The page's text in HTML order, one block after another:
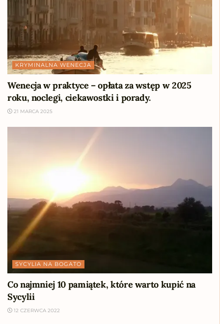
KRYMINALNA WENECJA
Wenecja w praktyce – opłata za wstęp w 2025
roku, noclegi, ciekawostki i porady.
21 MARCA 2025
SYCYLIA NA BOGATO
Co najmniej 10 pamiątek, które warto kupić na
Sycylii
12 CZERWCA 2022